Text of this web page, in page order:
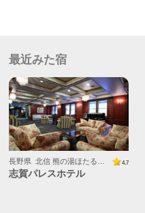
最近みた宿
4.7
志賀パレスホテル